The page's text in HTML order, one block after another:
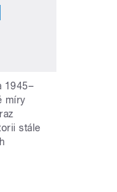
1945–
míry
stále